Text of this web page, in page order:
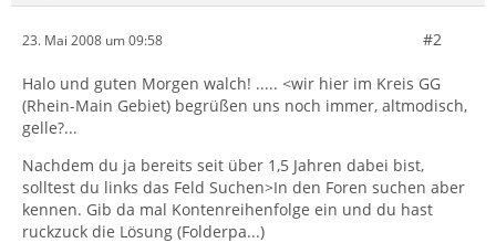
23. Mai 2008 um 09:58 #2
Halo und guten Morgen walch! ..... <wir hier im Kreis GG
(Rhein-Main Gebiet) begrüßen uns noch immer, altmodisch,
gelle?...
Nachdem du ja bereits seit über 1,5 Jahren dabei bist,
solltest du links das Feld Suchen>In den Foren suchen aber
kennen. Gib da mal Kontenreihenfolge ein und du hast
ruckzuck die Lösung (Folderpa...)